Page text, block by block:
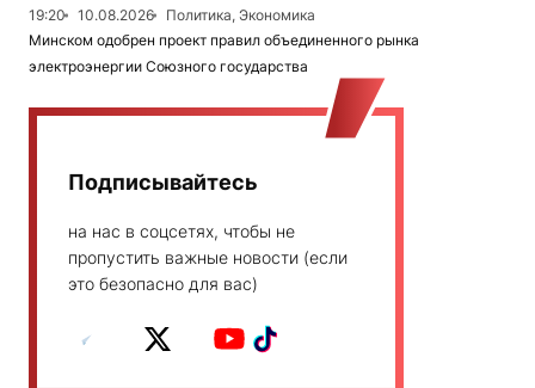
19:20
10.08.2026
Политика, Экономика
Минском одобрен проект правил объединенного рынка
электроэнергии Союзного государства
Подписывайтесь
на нас в соцсетях, чтобы не
пропустить важные новости (если
это безопасно для вас)